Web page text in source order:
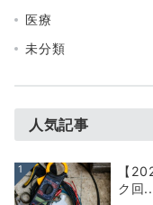
医療
未分類
人気記事
1
【
ク回